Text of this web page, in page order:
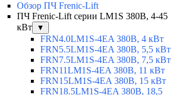
Обзор ПЧ Frenic-Lift
ПЧ Frenic-Lift серии LM1S 380В, 4-45
кВт
▼
FRN4.0LM1S-4EA 380В, 4 кВт
FRN5.5LM1S-4EA 380В, 5,5 кВт
FRN7.5LM1S-4EA 380В, 7,5 кВт
FRN11LM1S-4EA 380В, 11 кВт
FRN15LM1S-4EA 380В, 15 кВт
FRN18.5LM1S-4EA 380В, 18,5